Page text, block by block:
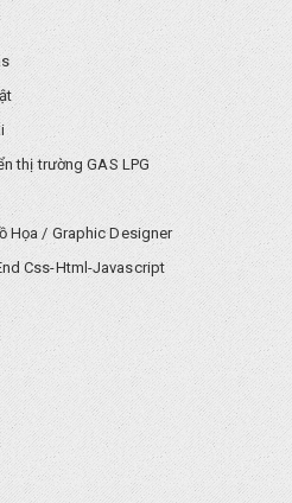
thị trường GAS LPG
Họa / Graphic Designer
Css-Html-Javascript